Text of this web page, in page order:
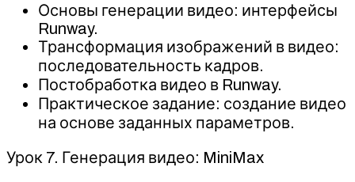
Основы генерации видео: интерфейсы
Runway.
Трансформация изображений в видео:
последовательность кадров.
Постобработка видео в Runway.
Практическое задание: создание видео
на основе заданных параметров.
Урок 7. Генерация видео: MiniMax